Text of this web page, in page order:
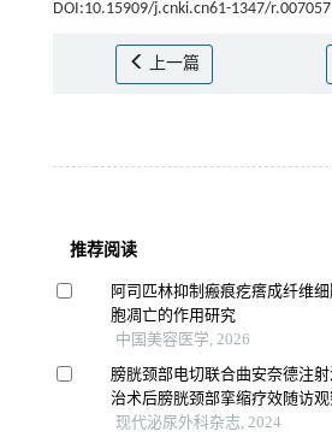
DOI:10.15909/j.cnki.cn61-1347/r.007057
上一篇